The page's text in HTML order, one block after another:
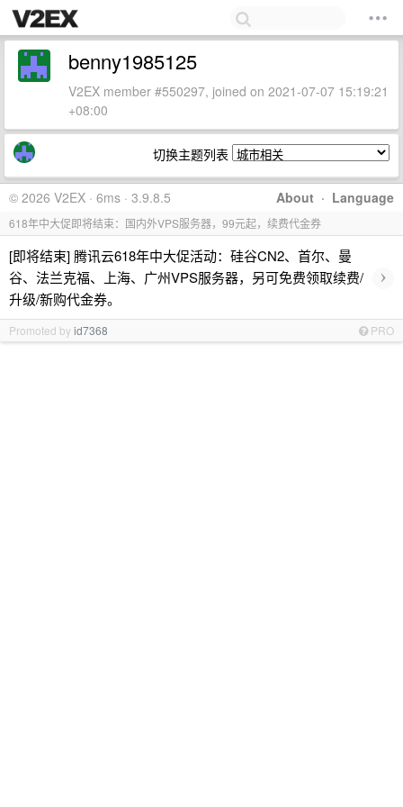
benny1985125
V2EX member #550297, joined on 2021-07-07 15:19:21
+08:00
切换主题列表
About · Language
© 2026 V2EX · 6ms · 3.9.8.5
618年中大促即将结束：国内外VPS服务器，99元起，续费代金券
[即将结束] 腾讯云618年中大促活动：硅谷CN2、首尔、曼
谷、法兰克福、上海、广州VPS服务器，另可免费领取续费/
升级/新购代金券。
›
Promoted byid7368 PRO